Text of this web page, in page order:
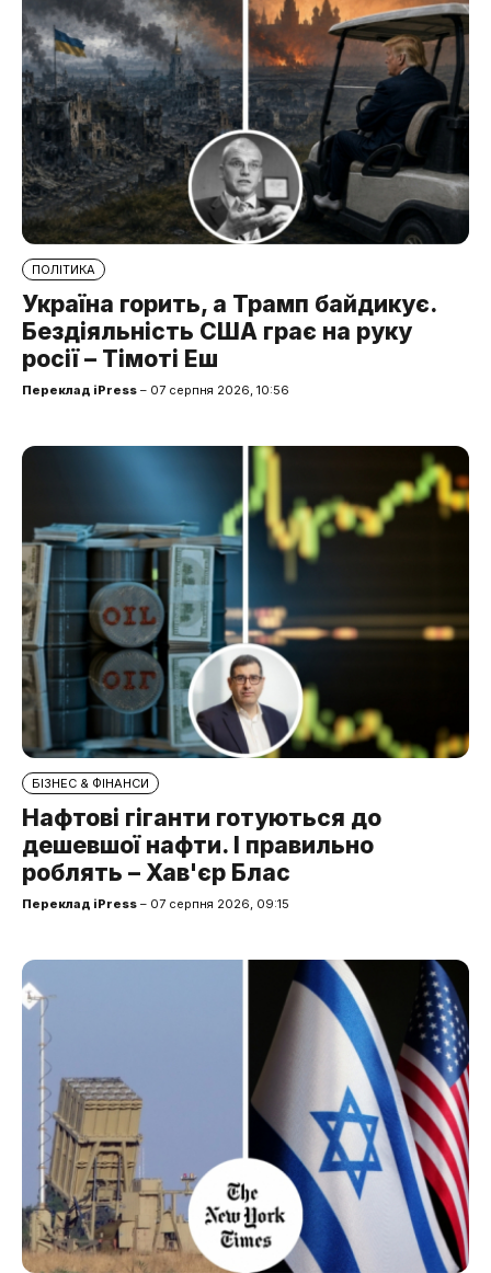
ПОЛІТИКА
Україна горить, а Трамп байдикує.
Бездіяльність США грає на руку
росії – Тімоті Еш
Переклад iPress – 07 серпня 2026, 10:56
БІЗНЕС & ФІНАНСИ
Нафтові гіганти готуються до
дешевшої нафти. І правильно
роблять – Хав'єр Блас
Переклад iPress – 07 серпня 2026, 09:15